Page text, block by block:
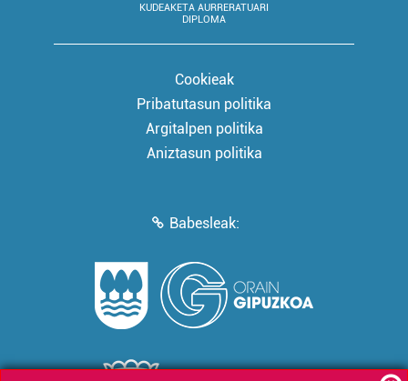
KUDEAKETA AURRERATUARI
DIPLOMA
Cookieak
Pribatutasun politika
Argitalpen politika
Aniztasun politika
Babesleak: